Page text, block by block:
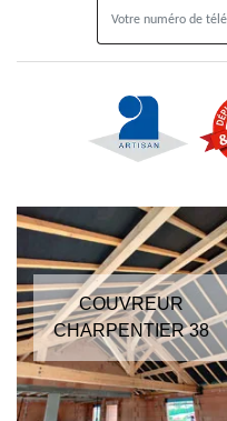
COUVREUR
CHARPENTIER 38